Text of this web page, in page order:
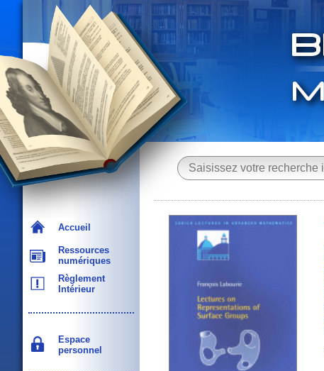
Accueil
Ressources
numériques
Règlement
Intérieur
Espace
personnel